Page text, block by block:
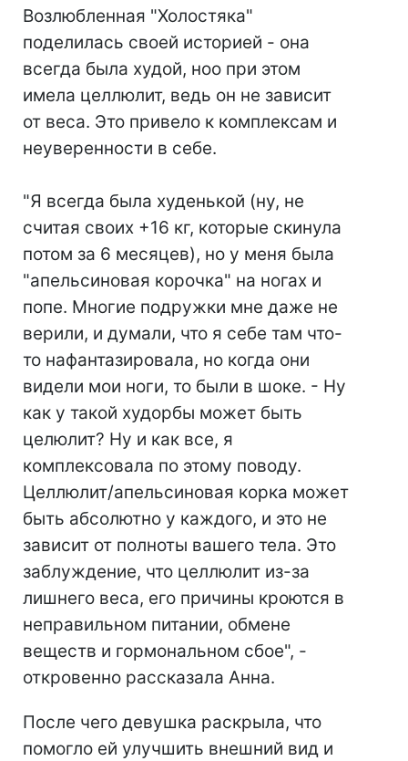
Возлюбленная "Холостяка"
поделилась своей историей - она
всегда была худой, ноо при этом
имела целлюлит, ведь он не зависит
от веса. Это привело к комплексам и
неуверенности в себе.
"Я всегда была худенькой (ну, не
считая своих +16 кг, которые скинула
потом за 6 месяцев), но у меня была
"апельсиновая корочка" на ногах и
попе. Многие подружки мне даже не
верили, и думали, что я себе там что-
то нафантазировала, но когда они
видели мои ноги, то были в шоке. - Ну
как у такой худорбы может быть
целюлит? Ну и как все, я
комплексовала по этому поводу.
Целлюлит/апельсиновая корка может
быть абсолютно у каждого, и это не
зависит от полноты вашего тела. Это
заблуждение, что целлюлит из-за
лишнего веса, его причины кроются в
неправильном питании, обмене
веществ и гормональном сбое", -
откровенно рассказала Анна.
После чего девушка раскрыла, что
помогло ей улучшить внешний вид и